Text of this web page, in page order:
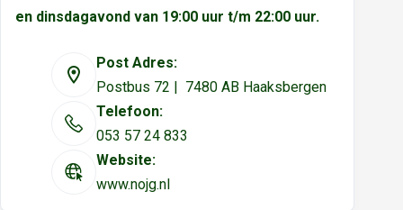
en dinsdagavond van 19:00 uur t/m 22:00 uur.
Post Adres:
Postbus 72 | 7480 AB Haaksbergen
Telefoon:
053 57 24 833
Website:
www.nojg.nl